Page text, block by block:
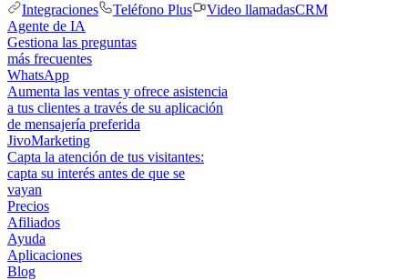
Integraciones
Teléfono Plus Video llamadasCRM
Agente de IA
Gestiona las preguntas
más frecuentes
WhatsApp
Aumenta las ventas y ofrece asistencia
a tus clientes a través de su aplicación
de mensajería preferida
JivoMarketing
Capta la atención de tus visitantes:
capta su interés antes de que se
vayan
Precios
Afiliados
Ayuda
Aplicaciones
Blog